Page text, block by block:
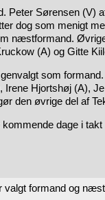
Peter Sørensen (V)
dog som menigt
næstformand.
(A) og Gitte
som
Hjortshøj (A),
den øvrige del af
dage i takt
valgt formand og